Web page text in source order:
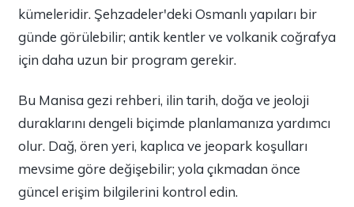
kümeleridir. Şehzadeler'deki Osmanlı yapıları bir
günde görülebilir; antik kentler ve volkanik coğrafya
için daha uzun bir program gerekir.
Bu Manisa gezi rehberi, ilin tarih, doğa ve jeoloji
duraklarını dengeli biçimde planlamanıza yardımcı
olur. Dağ, ören yeri, kaplıca ve jeopark koşulları
mevsime göre değişebilir; yola çıkmadan önce
güncel erişim bilgilerini kontrol edin.